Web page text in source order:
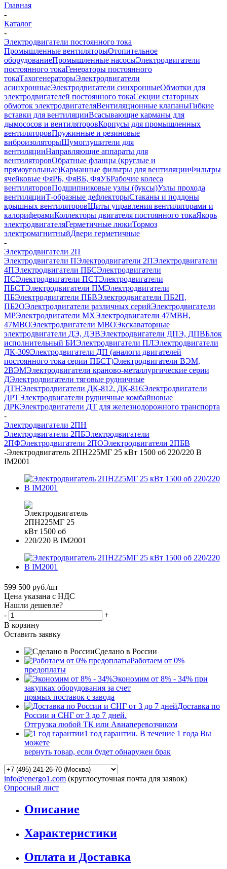
Главная
-
Каталог
-
Электродвигатели постоянного тока
Промышленные вентиляторыОтопительное
оборудованиеПромышленные насосыЭлектродвигатели
постоянного токаГенераторы постоянного
токаТахогенераторыЭлектродвигатели
асинхронныеЭлектродвигатели синхронныеОбмотки для
электродвигателей постоянного токаСекции статорных
обмоток электродвигателяВентиляционные клапаныГибкие
вставки для вентиляцииВсасывающие карманы для
дымососов и вентиляторовКорпусы для промышленных
вентиляторовПружинные и резиновые
виброизоляторыШумоглушители для
вентиляцииНаправляющие аппараты для
вентиляторовОбратные фланцы (круглые и
прямоугольные)Карманные фильтры для вентиляцииФильтры
ячейковые ФяРБ, ФяВБ, ФяУБРабочие колеса
вентиляторовПодшипниковые узлы (буксы)Узлы прохода
вентиляцииТ-образные дефлекторыСтаканы и поддоны
крышных вентиляторовЩиты управления вентиляторами и
калориферамиКоллекторы двигателя постоянного токаЯкорь
электродвигателяГерметичные люкиТормоз
электромагнитныйДвери герметичные
-
Электродвигатели 2П
Электродвигатели ПЭлектродвигатели 2ПЭлектродвигатели
4ПЭлектродвигатели ПБСЭлектродвигатели
ПСЭлектродвигатели ПСТЭлектродвигатели
ПБСТЭлектродвигатели ПМЭлектродвигатели
ПБЭлектродвигатели ПБВЭлектродвигатели ПБ2П,
ПБ2ОЭлектродвигатели различных серийЭлектродвигатели
МРЭлектродвигатели MXЭлектродвигатели 47MBH,
47МВОЭлектродвигатели MBOЭкскаваторные
электродвигатели ДЭ, ДЭВЭлектродвигатели ДПЭ, ДПВБлок
исполнительный БИЭлектродвигатели ПЛЭлектродвигатели
ДК-309Электродвигатели ДП (аналоги двигателей
постоянного тока серии ПБСТ)Электродвигатели ВЭМ,
2ВЭМЭлектродвигатели краново-металлургические серии
ДЭлектродвигатели тяговые рудничные
ДТНЭлектродвигатели ДК-812, ДК-816Электродвигатели
ДРТЭлектродвигатели рудничные комбайновые
ДРКЭлектродвигатели ДТ для железнодорожного транспорта
-
Электродвигатели 2ПН
Электродвигатели 2ПБЭлектродвигатели
2ПФЭлектродвигатели 2ПОЭлектродвигатели 2ПБВ
-Электродвигатель 2ПН225МГ 25 кВт 1500 об 220/220 В
IM2001
599 500 руб./шт
Цена указана с НДС
Нашли дешевле?
-
+
В корзину
Оставить заявку
Сделано в России
Работаем от 0%
предоплаты
Экономим от 8% - 34% при
закупках оборудования за счет
прямых поставок с завода
Доставка по
России и СНГ от 3 до 7 дней.
Отгрузка любой ТК или Авиаперевозчиком
1 год гарантии. В течение 1 года Вы
можете
вернуть товар, если будет обнаружен брак
info@energo1.com (круглосуточная почта для заявок)
Опросный лист
Описание
Характеристики
Оплата и Доставка